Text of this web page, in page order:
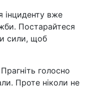
інциденту вже
Постарайтеся
сили, щоб
голосно
Проте ніколи не